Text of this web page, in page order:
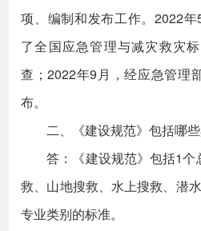
项、编制和发布工作。2022
了全国应急管理与减灾救灾
查；2022年9月，经应急管理
布。
二、《建设规范》包括哪
答：《建设规范》包括1
救、山地搜救、水上搜救、潜
专业类别的标准。